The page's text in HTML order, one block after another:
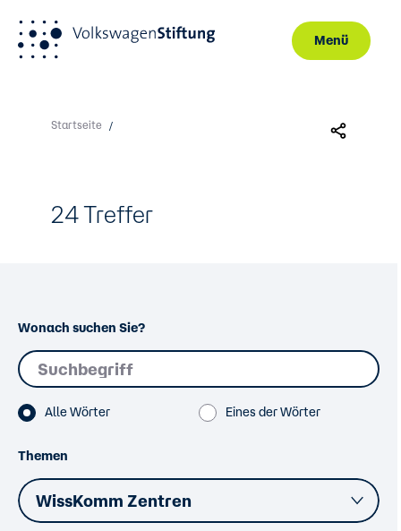
Menü
Startseite /
24 Treffer
Wonach suchen Sie?
Alle Wörter Eines der Wörter
Themen
WissKomm Zentren